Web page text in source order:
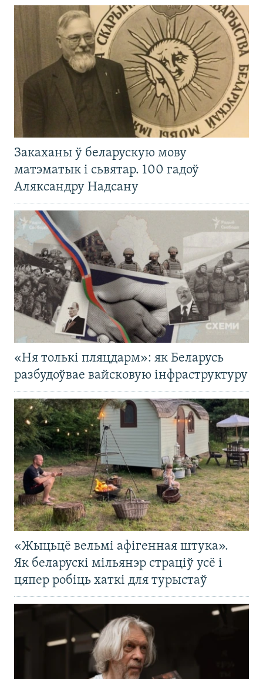
Закаханы ў беларускую мову
матэматык і сьвятар. 100 гадоў
Аляксандру Надсану
«Ня толькі пляцдарм»: як Беларусь
разбудоўвае вайсковую інфраструктуру
«Жыцьцё вельмі афігенная штука».
Як беларускі мільянэр страціў усё і
цяпер робіць хаткі для турыстаў